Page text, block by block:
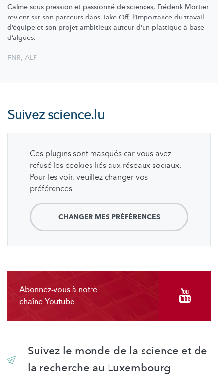
Calme sous pression et passionné de sciences, Fréderik Mortier
revient sur son parcours dans Take Off, l’importance du travail
d’équipe et son projet ambitieux autour d’un plastique à base
d’algues.
FNR, ALF
Suivezscience.lu
Ces plugins sont masqués car vous avez
refusé les cookies liés aux réseaux sociaux.
Pour les voir, veuillez changer vos
préférences.
CHANGER MES PRÉFÉRENCES
Abonnez-vous à notre
chaîne Youtube
Suivez le monde de la science et de
la recherche au Luxembourg